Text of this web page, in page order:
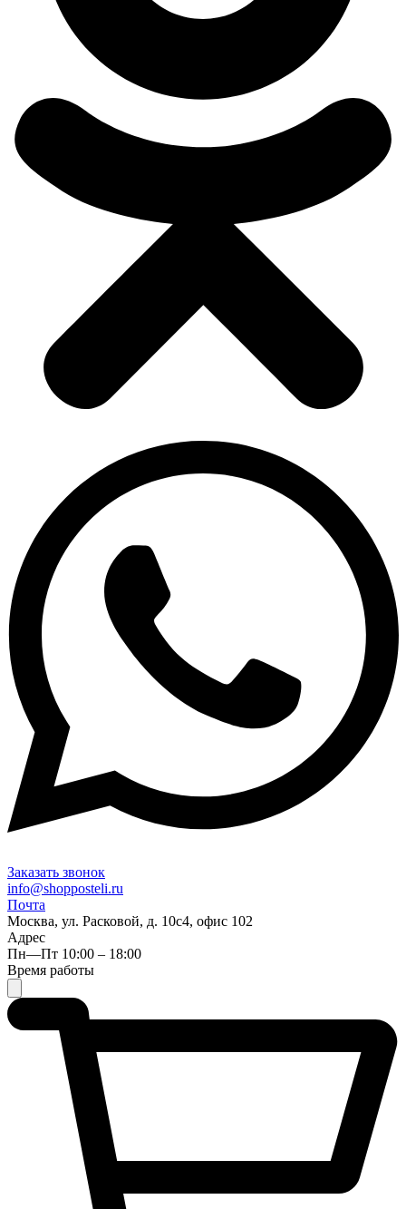
Заказать звонок
info@shopposteli.ru
Почта
Москва, ул. Расковой, д. 10с4, офис 102
Адрес
Пн—Пт 10:00 – 18:00
Время работы